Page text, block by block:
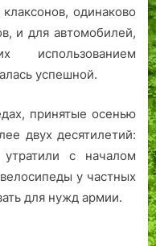
одинаково
и для автомобилей,
успешной.
принятые осенью
двух десятилетий:
с началом
у частных
для нужд армии.